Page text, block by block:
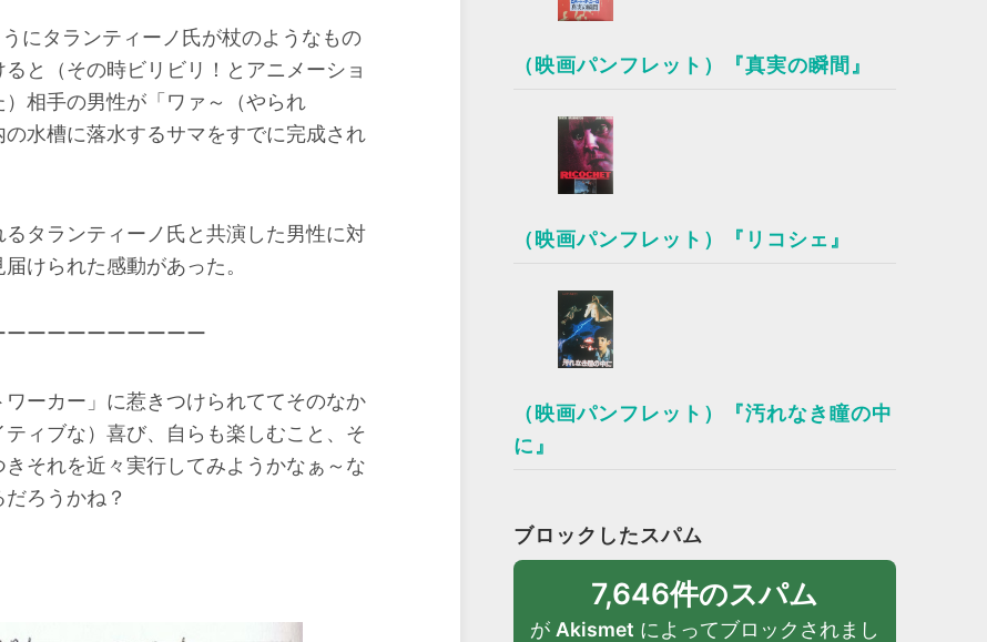
にタランティーノ氏が杖のようなもの
と（その時ビリビリ！とアニメーショ
相手の男性が「ワァ～（やられ
水槽に落水するサマをすでに完成され
タランティーノ氏と共演した男性に対
けられた感動があった。
ーーーーーーーーー
ーカー」に惹きつけられててそのなか
ィブな）喜び、自らも楽しむこと、そ
それを近々実行してみようかなぁ～な
ろうかね？
（映画パンフレット）『真実の瞬間』
（映画パンフレット）『リコシェ』
（映画パンフレット）『汚れなき瞳の中
に』
ブロックしたスパム
7,646件のスパム
が Akismet によってブロックされまし